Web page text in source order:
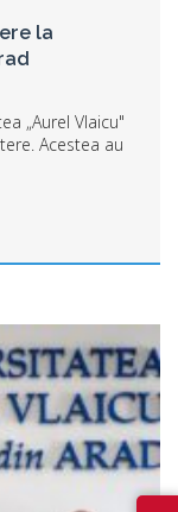
la
„Aurel Vlaicu"
Acestea au
Arad,